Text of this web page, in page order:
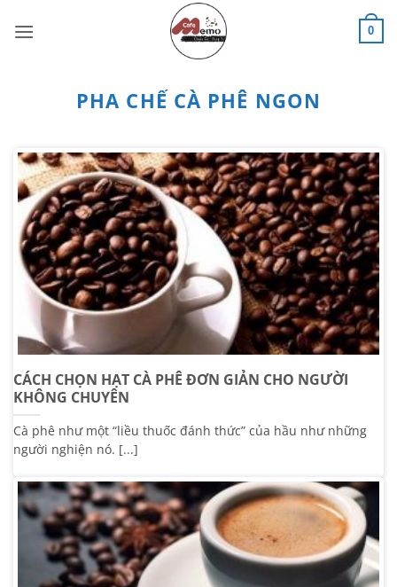
qua
0
PHA CHẾ CÀ PHÊ NGON
CÁCH CHỌN HẠT CÀ PHÊ ĐƠN GIẢN CHO NGƯỜI
KHÔNG CHUYÊN
Cà phê như một “liều thuốc đánh thức” của hầu như những
người nghiện nó. [...]